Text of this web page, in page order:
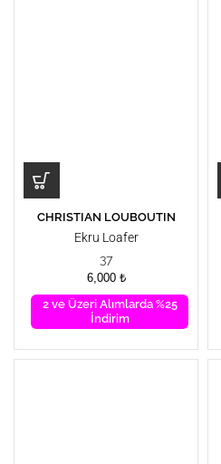
CHRISTIAN LOUBOUTIN
Ekru Loafer
37
6,000 ₺
2 ve Üzeri Alımlarda %25
İndirim